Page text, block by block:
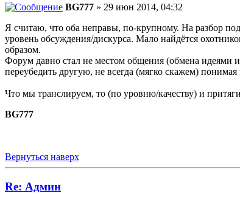
BG777 » 29 июн 2014, 04:32
Я считаю, что оба неправы, по-крупному. На разбор
уровень обсуждения/дискурса. Мало найдётся
образом.
Форум давно стал не местом общения (обмена идеями
переубедить другую, не всегда (мягко скажем)
Что мы транслируем, то (по уровню/качеству) и
BG777
Вернуться наверх
Re: Админ